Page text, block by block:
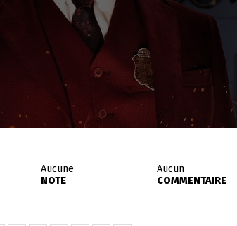
Aucune
NOTE
Aucun
COMMENTAIRE